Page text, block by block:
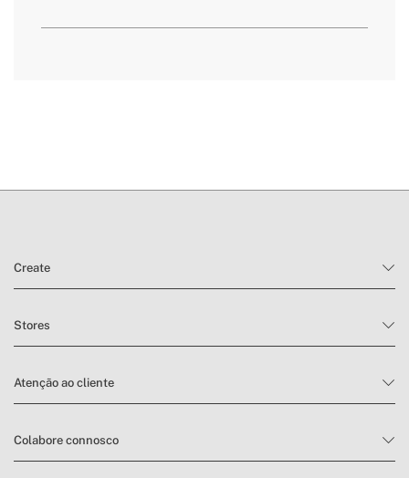
Create
Stores
Atenção ao cliente
Colabore connosco